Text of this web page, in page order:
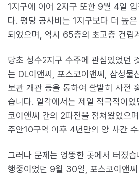
1지구에 이어 2지구 또한 9월 4일
다. 평당 공사비는 1지구보다 더 높
되었으며, 역시 65층의 초고층 건립
당초 성수2지구 수주에 관심있었던
는 DL이앤씨, 포스코이앤씨, 삼성물
보관 개관 등을 통하여 활발히 사전
습니다. 일각에서는 제일 적극적이
코이앤씨 간의 2파전을 점쳐왔었으
주안10구역 이후 4년만의 양 사간
그러나 문제는 엉뚱한 곳에서 터졌
행중이었던 9월 30일, 포스코이앤